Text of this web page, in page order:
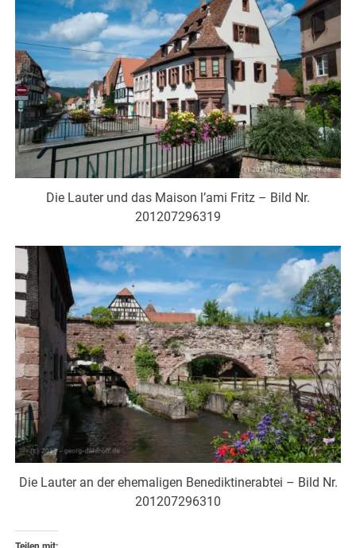
Die Lauter und das Maison l’ami Fritz – Bild Nr.
201207296319
Die Lauter an der ehemaligen Benediktinerabtei – Bild Nr.
201207296310